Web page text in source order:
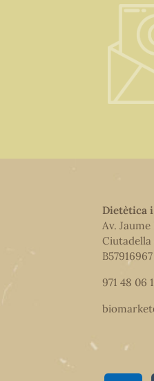
Dietètica
Av.
Ciutadella
B57916967
971 48 06